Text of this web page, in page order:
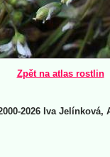
Zpět na atlas rostlin
2026 Iva Jelínková,